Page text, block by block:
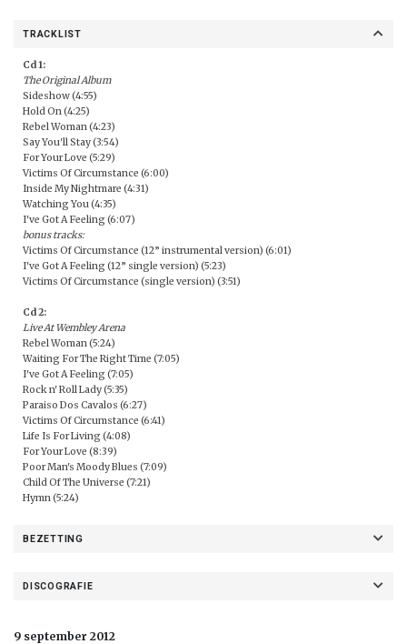
TRACKLIST
Cd 1:
The Original Album
Sideshow (4:55)
Hold On (4:25)
Rebel Woman (4:23)
Say You'll Stay (3:54)
For Your Love (5:29)
Victims Of Circumstance (6:00)
Inside My Nightmare (4:31)
Watching You (4:35)
I've Got A Feeling (6:07)
bonus tracks:
Victims Of Circumstance (12” instrumental version) (6:01)
I've Got A Feeling (12” single version) (5:23)
Victims Of Circumstance (single version) (3:51)
Cd 2:
Live At Wembley Arena
Rebel Woman (5:24)
Waiting For The Right Time (7:05)
I've Got A Feeling (7:05)
Rock n' Roll Lady (5:35)
Paraiso Dos Cavalos (6:27)
Victims Of Circumstance (6:41)
Life Is For Living (4:08)
For Your Love (8:39)
Poor Man's Moody Blues (7:09)
Child Of The Universe (7:21)
Hymn (5:24)
BEZETTING
DISCOGRAFIE
9 september 2012